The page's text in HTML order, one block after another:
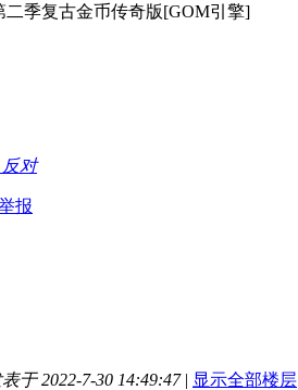
二季复古金币传奇版[GOM引擎]
反对
报
于 2022-7-30 14:49:47 | 显示全部楼层